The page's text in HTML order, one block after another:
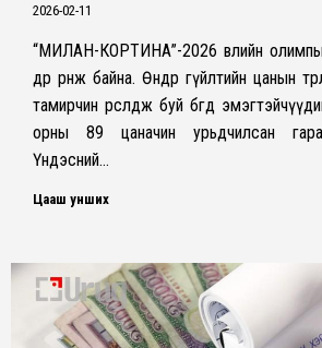
2026-02-11
“МИЛАН-КОРТИНА”-2026 өвлийн
өдрөө өрнөж байна. Өнөөдөр гүйлтийн цанын
тамирчин өрсөлдөж буй бөгөөд
орны 89 цаначин урьдчилсан
Үндэсний…
Цааш унших